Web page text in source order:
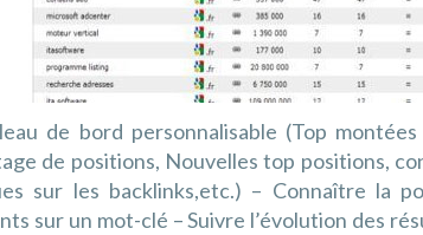
de bord personnalisable (Top
de positions, Nouvelles top positions,
sur les backlinks,etc.) – Connaître la
sur un mot-clé – Suivre l’évolution des